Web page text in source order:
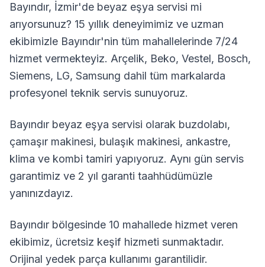
Bayındır, İzmir'de beyaz eşya servisi mi
arıyorsunuz? 15 yıllık deneyimimiz ve uzman
ekibimizle Bayındır'nin tüm mahallelerinde 7/24
hizmet vermekteyiz. Arçelik, Beko, Vestel, Bosch,
Siemens, LG, Samsung dahil tüm markalarda
profesyonel teknik servis sunuyoruz.
Bayındır beyaz eşya servisi olarak buzdolabı,
çamaşır makinesi, bulaşık makinesi, ankastre,
klima ve kombi tamiri yapıyoruz. Aynı gün servis
garantimiz ve 2 yıl garanti taahhüdümüzle
yanınızdayız.
Bayındır bölgesinde 10 mahallede hizmet veren
ekibimiz, ücretsiz keşif hizmeti sunmaktadır.
Orijinal yedek parça kullanımı garantilidir.